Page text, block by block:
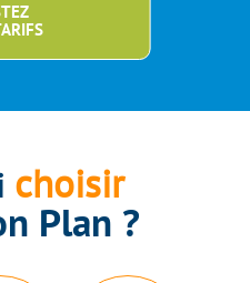
choisir
Plan ?